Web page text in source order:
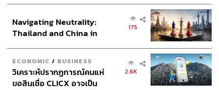
ABOUT THE HOST
THE STANDARD PODCAST
ทีมงาน THE STANDARD PODCAST
อินโดนีเซีย
Navigating Neutrality:
Thailand and China in
175
ECONOMIC / BUSINESS
วิเคราะห์ปรากฏการณ์คนแห่
ขอสินเชื่อ CLICX อาจเป็น
2.6K